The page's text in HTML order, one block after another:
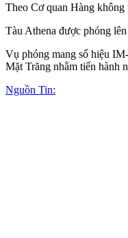
Theo Cơ quan Hàng
Tàu Athena được phóng
Vụ phóng mang số hiệu
Mặt Trăng nhằm tiến hành
Nguồn Tin: